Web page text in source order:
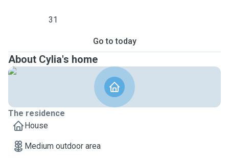
31
Go to today
About Cylia's home
The residence
House
Medium outdoor area